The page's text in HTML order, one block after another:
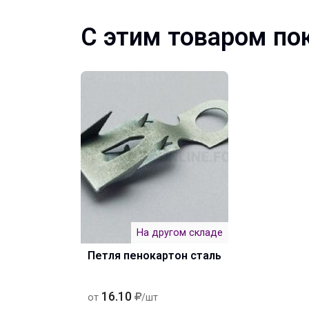
С этим товаром
На другом складе
Петля пенокартон сталь
от 16.10 /шт